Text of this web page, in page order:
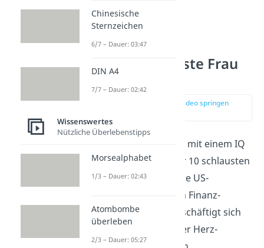
Platz 2: Schlauste Frau
der Welt
zur Stelle im Video springen
ist mit einem IQ
von228auf Platz 2 der 10 schlausten
Menschen weltweit. Die US-
Amerikanerin leitet ein Finanz-
Unternehmen und beschäftigt sich
mit der Forschung über Herz-
Chinesische
Sternzeichen
6/7 – Dauer: 03:47
DIN A4
7/7 – Dauer: 02:42
Wissenswertes
Nützliche Überlebenstipps
Morsealphabet
1/3 – Dauer: 02:43
Atombombe
überleben
2/3 – Dauer: 05:27